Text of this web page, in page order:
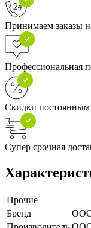
Принимаем заказы
Профессиональная
Скидки постоянным
Супер срочная
Прочие
Бренд
ООО